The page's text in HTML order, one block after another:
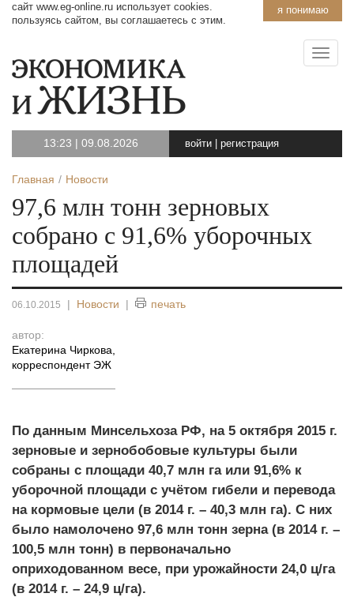
я понимаю
сайт www.eg-online.ru использует cookies.
пользуясь сайтом, вы соглашаетесь с этим.
13:23 | 09.08.2026 войти регистрация
Главная Новости
97,6 млн тонн зерновых
собрано с 91,6% уборочных
площадей
06.10.2015 | Новости | печать
автор:
Екатерина Чиркова
корреспондент ЭЖ
По данным Минсельхоза РФ, на 5 октября 2015 г.
зерновые и зернобобовые культуры были
собраны с площади 40,7 млн га или 91,6% к
уборочной площади с учётом гибели и перевода
на кормовые цели (в 2014 г. – 40,3 млн га). С них
было намолочено 97,6 млн тонн зерна (в 2014 г. –
100,5 млн тонн) в первоначально
оприходованном весе, при урожайности 24,0 ц/га
(в 2014 г. – 24,9 ц/га).